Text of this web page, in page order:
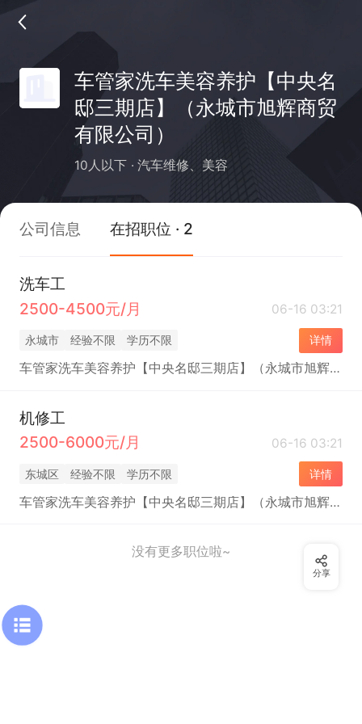
车管家洗车美容养护【中央名
邸三期店】（永城市旭辉商贸
有限公司）
10人以下 汽车维修、美容
公司信息 在招职位 · 2
洗车工
2500-4500元/月
06-16 03:21
永城市 经验不限 学历不限 详情
车管家洗车美容养护【中央名邸三期店】（永城市旭辉商贸有限公司）
机修工
2500-6000元/月
06-16 03:21
东城区 经验不限 学历不限 详情
车管家洗车美容养护【中央名邸三期店】（永城市旭辉商贸有限公司）
没有更多职位啦~
分享